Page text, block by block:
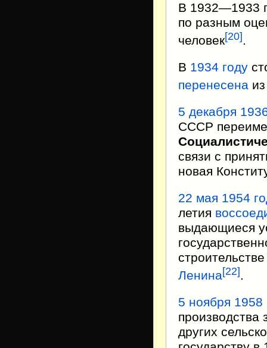
В 1932—1933
по разным
человек[20] .
В 1934 году
перенесена
5 декабря
СССР
связи с
новая
22 мая 1954
летия
выдающиеся
Ленина[22] .
5 ноября 1958
производства
других